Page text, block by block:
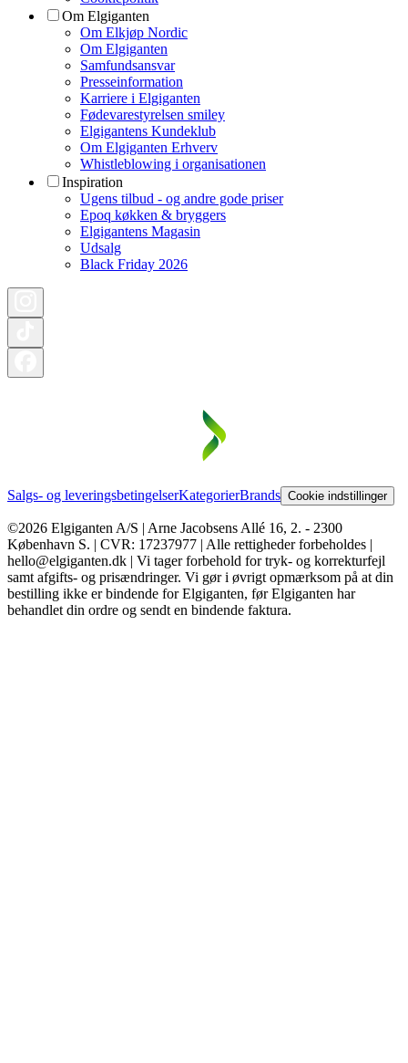
Om Elgiganten
Om Elkjøp Nordic
Om Elgiganten
Samfundsansvar
Presseinformation
Karriere i Elgiganten
Fødevarestyrelsen smiley
Elgigantens Kundeklub
Om Elgiganten Erhverv
Whistleblowing i organisationen
Inspiration
Ugens tilbud - og andre gode priser
Epoq køkken & bryggers
Elgigantens Magasin
Udsalg
Black Friday 2026
Salgs- og leveringsbetingelserKategorierBrands Cookie indstillinger
©2026 Elgiganten A/S | Arne Jacobsens Allé 16, 2. - 2300
København S. | CVR: 17237977 | Alle rettigheder forbeholdes |
hello@elgiganten.dk | Vi tager forbehold for tryk- og korrekturfejl
samt afgifts- og prisændringer. Vi gør i øvrigt opmærksom på at din
bestilling ikke er bindende for Elgiganten, før Elgiganten har
behandlet din ordre og sendt en bindende faktura.